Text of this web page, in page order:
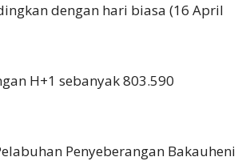
dengan hari biasa (16 April
H+1 sebanyak 803.590
Penyeberangan Bakauheni